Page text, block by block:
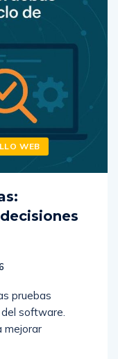
WEB
pruebas
software.
mejorar